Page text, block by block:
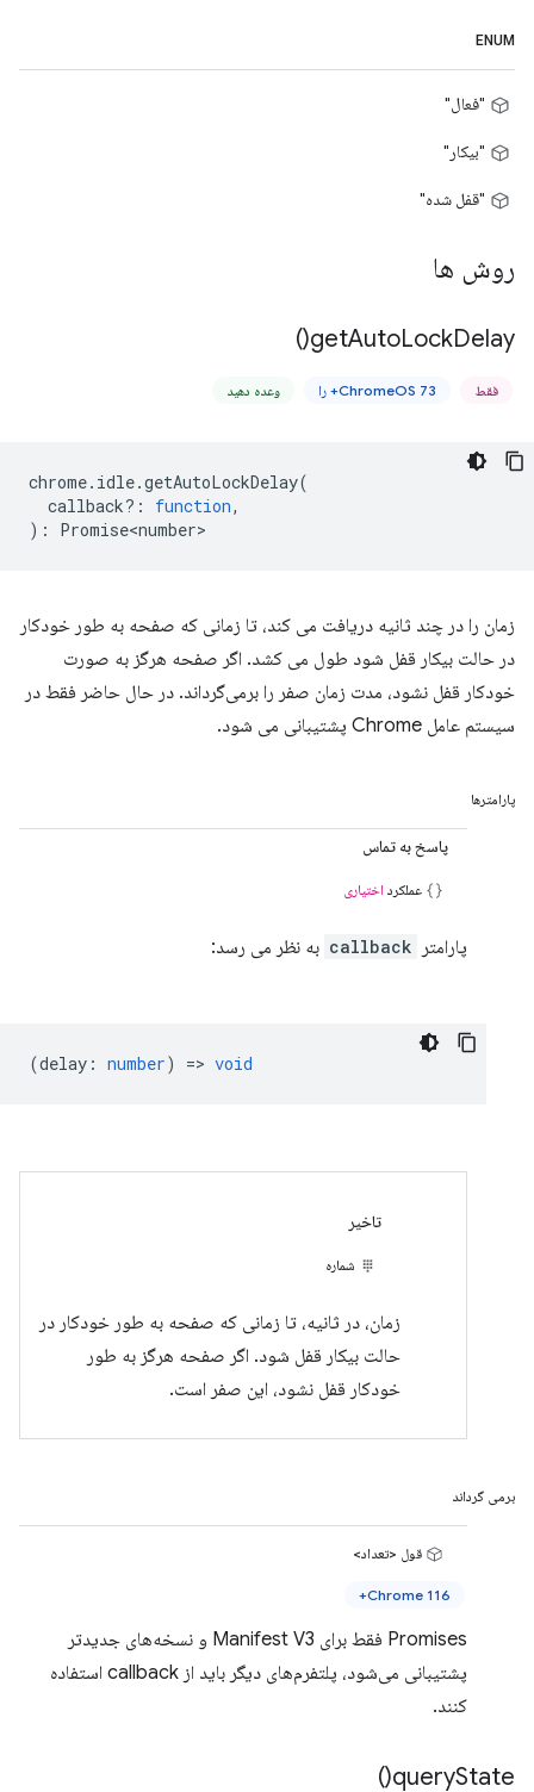
ENUM
"فعال"
"بیکار"
"قفل شده"
روش ها
getAutoLockDelay(
)
فقط ChromeOS 73+ را وعده دهید
chrome. idle.getAutoLockDelay(
callback? : function,
) : Promise<number>
زمان را در چند ثانیه دریافت می کند، تا زمانی که صفحه به طور خودکار
در حالت بیکار قفل شود طول می کشد. اگر صفحه هرگز به صورت
خودکار قفل نشود، مدت زمان صفر را برمی‌گرداند. در حال حاضر فقط در
سیستم عامل Chrome پشتیبانی می شود.
پارامترها
پاسخ به تماس
عملکرد اختیاری
پارامتر callback به نظر می رسد:
(delay : number) => void
تاخیر
شماره
زمان، در ثانیه، تا زمانی که صفحه به طور خودکار در
حالت بیکار قفل شود. اگر صفحه هرگز به طور
خودکار قفل نشود، این صفر است.
برمی گرداند
قول <تعداد>
Chrome 116+
Promises فقط برای Manifest V3 و نسخه‌های جدیدتر
پشتیبانی می‌شود، پلتفرم‌های دیگر باید از callback استفاده
کنند.
queryState(
)